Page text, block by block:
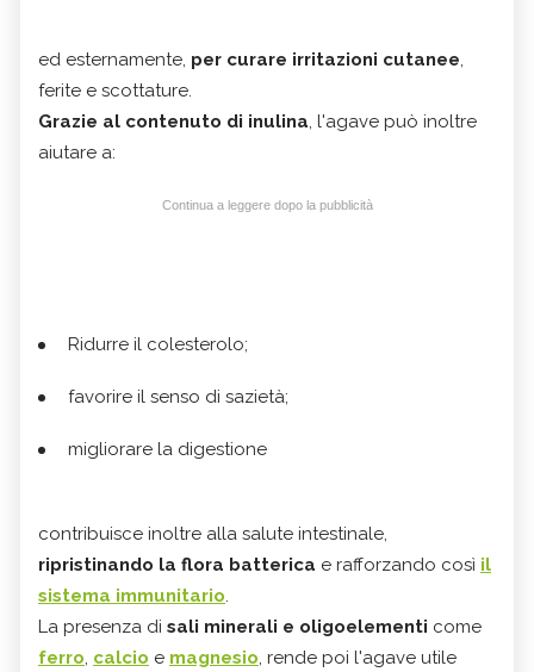
​​​​​​​ed esternamente, per curare irritazioni cutanee,
ferite e scottature.
Grazie al contenuto di inulina, l'agave può inoltre
aiutare a:
Continua a leggere dopo la pubblicità
Ridurre il colesterolo;
favorire il senso di sazietà;
migliorare la digestione
contribuisce inoltre alla salute intestinale,
ripristinando la flora batterica e rafforzando così il
sistema immunitario.
La presenza di sali minerali e oligoelementi come
ferro, calcio e magnesio, rende poi l'agave utile